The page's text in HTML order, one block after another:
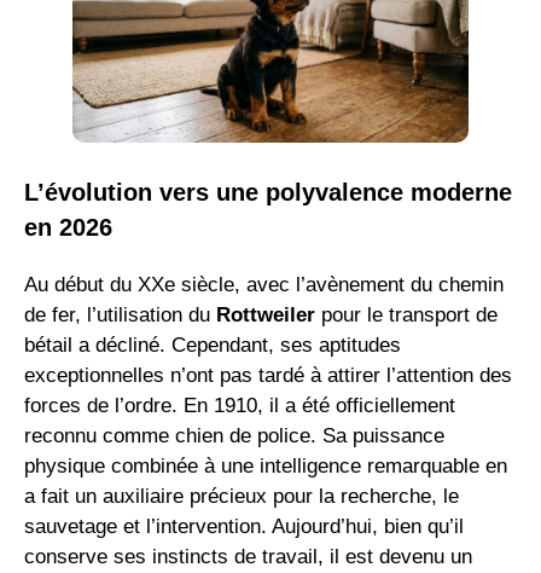
L’évolution vers une polyvalence moderne
en 2026
Au début du XXe siècle, avec l’avènement du chemin
de fer, l’utilisation du Rottweiler pour le transport de
bétail a décliné. Cependant, ses aptitudes
exceptionnelles n’ont pas tardé à attirer l’attention des
forces de l’ordre. En 1910, il a été officiellement
reconnu comme chien de police. Sa puissance
physique combinée à une intelligence remarquable en
a fait un auxiliaire précieux pour la recherche, le
sauvetage et l’intervention. Aujourd’hui, bien qu’il
conserve ses instincts de travail, il est devenu un